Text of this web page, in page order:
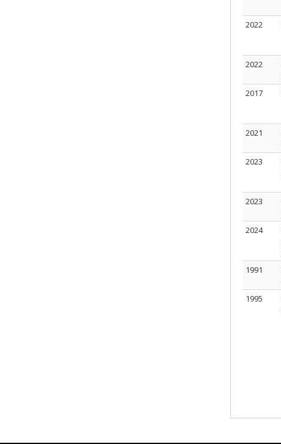
2022
2022
2017
2021
2023
2023
2024
1991
1995